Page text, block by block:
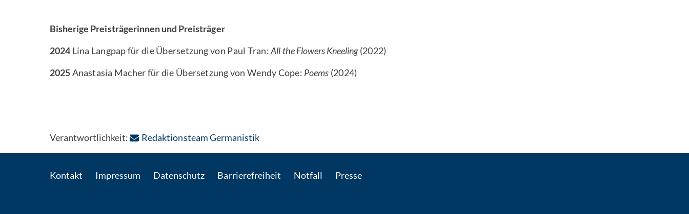
Bisherige Preisträgerinnen und Preisträger
2024 Lina Langpap für die Übersetzung von Paul Tran:All the Flowers Kneeling(2022)
2025Anastasia Macher für die Übersetzung von Wendy Cope: Poems (2024)
Verantwortlichkeit: Redaktionsteam Germanistik: Per E-Mail kontaktieren
Kontakt Impressum Datenschutz Barrierefreiheit Notfall Presse